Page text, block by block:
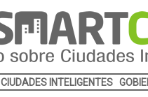
CIUDADES INTELIGENTES